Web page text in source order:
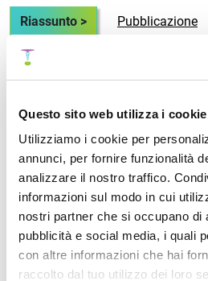
Questo sito web utilizza i cookie
Utilizziamo i cookie per
annunci, per fornire funzionalità
analizzare il nostro traffico.
informazioni sul modo in cui
nostri partner che si occupano di
pubblicità e social media, i quali
con altre informazioni che hai
raccolto dal tuo utilizzo dei loro
Riassunto > Pubblicazione
(FEEL): un quadro
il ciclo dello stress nella
trauma
Riassunto > Pubblicazione